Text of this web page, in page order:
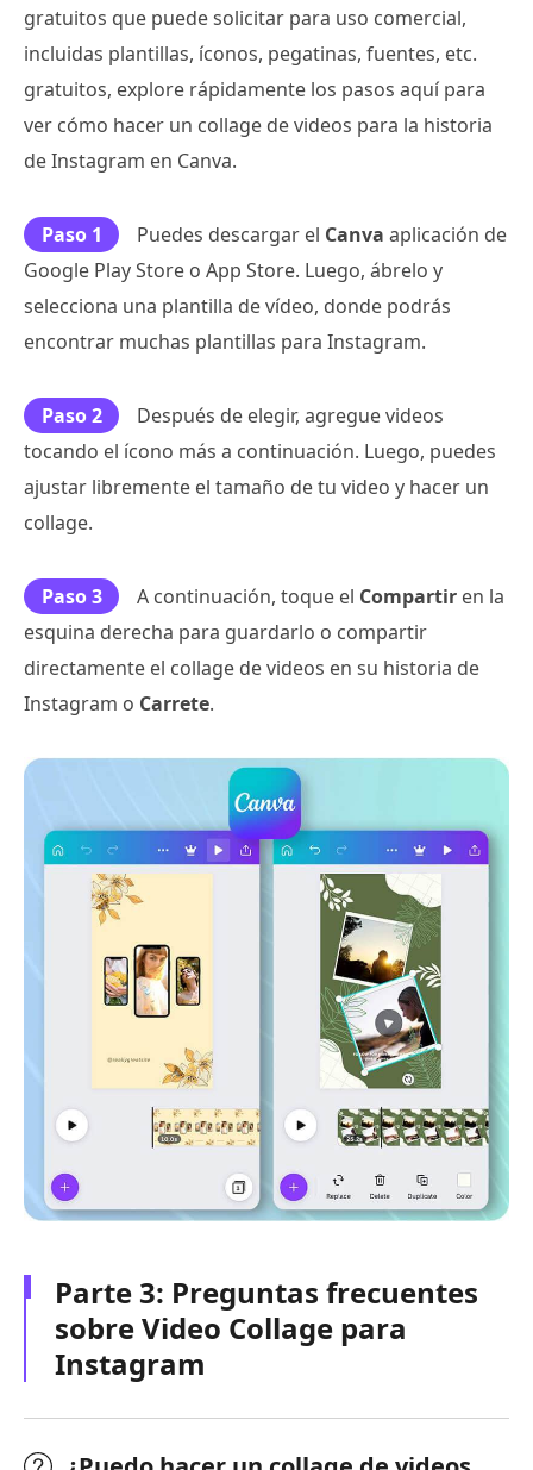
gratuitos que puede solicitar para uso comercial,
incluidas plantillas, íconos, pegatinas, fuentes, etc.
gratuitos, explore rápidamente los pasos aquí para
ver cómo hacer un collage de videos para la historia
de Instagram en Canva.
Paso 1 Puedes descargar el Canva aplicación de
Google Play Store o App Store. Luego, ábrelo y
selecciona una plantilla de vídeo, donde podrás
encontrar muchas plantillas para Instagram.
Paso 2
Después de elegir, agregue videos
tocando el ícono más a continuación. Luego, puedes
ajustar libremente el tamaño de tu video y hacer un
collage.
Paso 3 A continuación, toque el Compartir en la
esquina derecha para guardarlo o compartir
directamente el collage de videos en su historia de
Instagram o Carrete.
Parte 3: Preguntas frecuentes
sobre Video Collage para
Instagram